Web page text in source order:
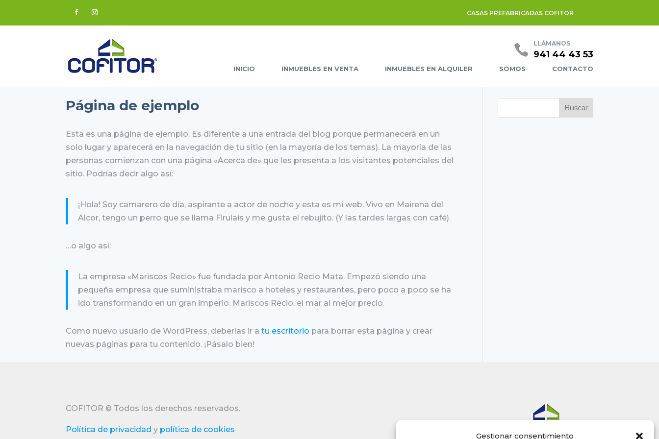
Gestionar consentimiento
CASAS PREFABRICADAS COFITOR
LLÁMANOS
941 44 43 53
INICIO INMUEBLES EN VENTA INMUEBLES EN ALQUILER SOMOS CONTACTO
Página de ejemplo
Esta es una página de ejemplo. Es diferente a una entrada del blog porque permanecerá en un
solo lugar y aparecerá en la navegación de tu sitio (en la mayoría de los temas). La mayoría de las
personas comienzan con una página «Acerca de» que les presenta a los visitantes potenciales del
sitio. Podrías decir algo así:
¡Hola! Soy camarero de día, aspirante a actor de noche y esta es mi web. Vivo en Mairena del
Alcor, tengo un perro que se llama Firulais y me gusta el rebujito. (Y las tardes largas con café).
…o algo así:
La empresa «Mariscos Recio» fue fundada por Antonio Recio Mata. Empezó siendo una
pequeña empresa que suministraba marisco a hoteles y restaurantes, pero poco a poco se ha
ido transformando en un gran imperio. Mariscos Recio, el mar al mejor precio.
Como nuevo usuario de WordPress, deberías ir atu escritorio para borrar esta página y crear
nuevas páginas para tu contenido. ¡Pásalo bien!
COFITOR © Todos los derechos reservados.
Política de privacidad y política de cookies